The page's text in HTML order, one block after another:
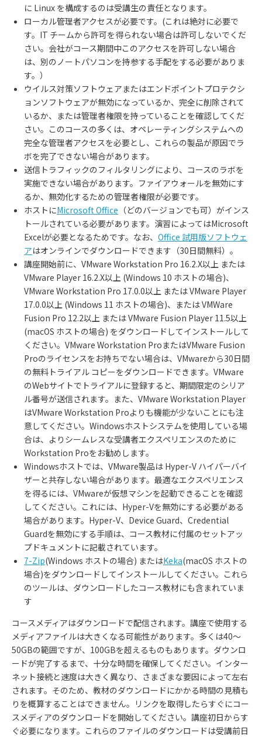
に Linux を構成するのは受講生の責任となります。
ローカル管理者アクセスが必要です。 (これは絶対に必要で
す。 IT チームから許可を得られない場合は許可しないでくだ
さい。会社がコース期間中このアクセスを許可しない場合
は、別のノートパソコンを持参する手配をする必要がありま
す。）
ウイルス対策ソフトウェアまたはエンドポイントプロテクシ
ョンソフトウェアが無効になっているか、完全に削除されて
いるか、または管理者権限を持っていることを確認してくだ
さい。このコースの多くは、オペレーティングシステムへの
完全な管理者アクセスを必要とし、これらの製品が原因でラ
ボを完了できない場合があります。
送信トラフィックのフィルタリングにより、コースのラボを
実施できない場合があります。ファイアウォールを無効にす
るか、無効化するための管理者権限が必要です。
ホストにMicrosoft Office （どのバージョンでも可）がインス
トールされている必要があります。演習によってはMicrosoft
Excelが必要となるためです。なお、 Office 試用版ソフトウェ
アはオンラインでダウンロードできます（30日間無料）。
講座開始前に、VMware Workstation Pro 16.2.X以上 または
VMware Player 16.2.X以上 (Windows 10 ホストの場合)、
VMware Workstation Pro 17.0.0以上 またはVMware Player
17.0.0以上 (Windows 11 ホストの場合)、またはVMWare
Fusion Pro 12.2以上 またはVMware Fusion Player 11.5以上
(macOS ホストの場合) をダウンロードしてインストールして
ください。 VMware Workstation ProまたはVMware Fusion
Proのライセンスをお持ちでない場合は、 VMwareから30日間
の無料トライアル コピーをダウンロードできます。 VMware
のWebサイトでトライアルに登録すると、期間限定のシリア
ル番号が送信されます。また、 VMware Workstation Player
はVMware Workstation Proよりも機能が少ないことにも注
意してください。 Windowsホストシステムを使用している場
合は、よりシームレスな受講者エクスペリエンスのために
Workstation Proをお勧めします。
Windowsホストでは、 VMware製品は Hyper-V ハイパーバイ
ザーと共存しない場合があります。最適なエクスペリエンス
を得るには、 VMwareが仮想マシンを起動できることを確認
してください。これには、 Hyper-Vを無効にする必要がある
場合があります。 Hyper-V、 Device Guard、 Credential
Guardを無効にする手順は、コース教材に付属のセットアッ
プドキュメントに記載されています。
7-Zip(Windows ホストの場合) またはKeka(macOS ホストの
場合)をダウンロードしてインストールしてください。これら
のツールは、ダウンロードしたコース教材にも含まれていま
す
コースメディアはダウンロードで配信されます。講座で使用する
メディアファイルは大きくなる可能性があります。多くは40〜
50GBの範囲ですが、100GBを超えるものもあります。ダウンロ
ードが完了するまで、十分な時間を確保してください。インター
ネット接続と速度は大きく異なり、さまざまな要因によって左右
されます。そのため、教材のダウンロードにかかる時間の見積も
りを概算することはできません。リンクを取得したらすぐにコー
スメディアのダウンロードを開始してください。講座初日からす
ぐ必要になります。これらのファイルのダウンロードは受講前日